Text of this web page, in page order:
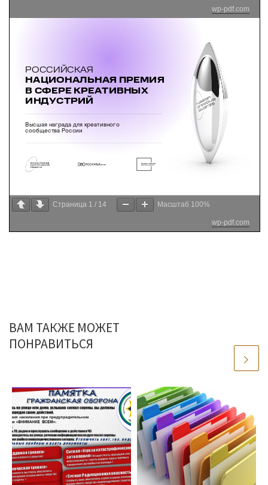
wp-pdf.com
Страница 1 / 14 Масштаб 100%
wp-pdf.com
ВАМ ТАКЖЕ МОЖЕТ
ПОНРАВИТЬСЯ